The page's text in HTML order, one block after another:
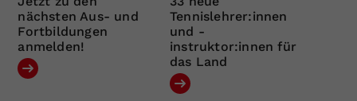
nächsten Aus- und
Fortbildungen
anmelden!
Tennislehrer:innen
und -
instruktor:innen für
das Land